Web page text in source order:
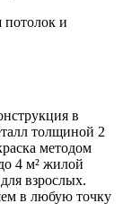
и
в
толщиной 2
методом
4 м² жилой
взрослых.
в любую точку